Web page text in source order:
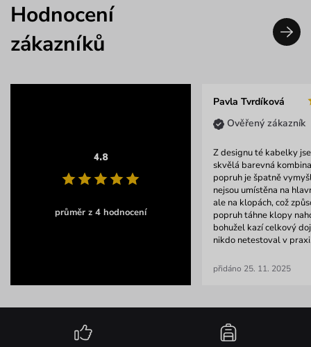
Hodnocení
zákazníků
4.8
průměr z 4 hodnocení
Pavla Tvrdíková
Ověřený zákazník
Z designu té kabelky
skvělá barevná
popruh je špatně
nejsou umístěna na
ale na klopách, což
popruh táhne klopy
bohužel kazí celkový
nikdo netestoval v
přidáno 25. 11. 2025